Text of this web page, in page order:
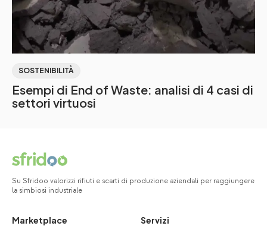
SOSTENIBILITÀ
Esempi di End of Waste: analisi di 4 casi di
settori virtuosi
Su Sfridoo valorizzi rifiuti e scarti di produzione aziendali per raggiungere
la simbiosi industriale
Marketplace Servizi